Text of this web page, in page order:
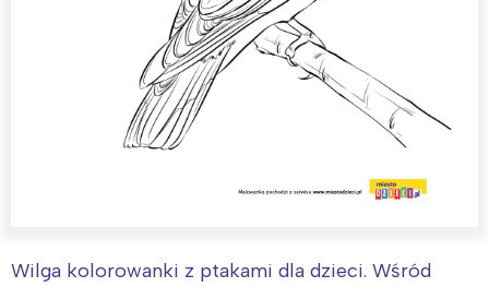
Wilga kolorowanki z ptakami dla dzieci. Wśród